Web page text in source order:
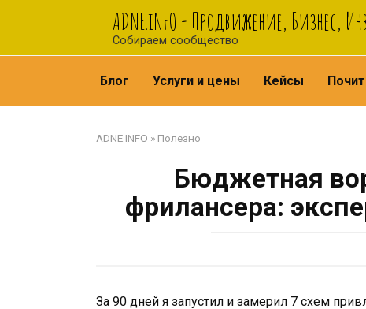
ADNE.iNFO - Продвижение, Бизнес,
Собираем сообщество
Блог Услуги и цены Кейсы
ADNE.INFO » Полезно
Бюджетная
фрилансера:
За 90 дней я запустил и замерил 7 схем